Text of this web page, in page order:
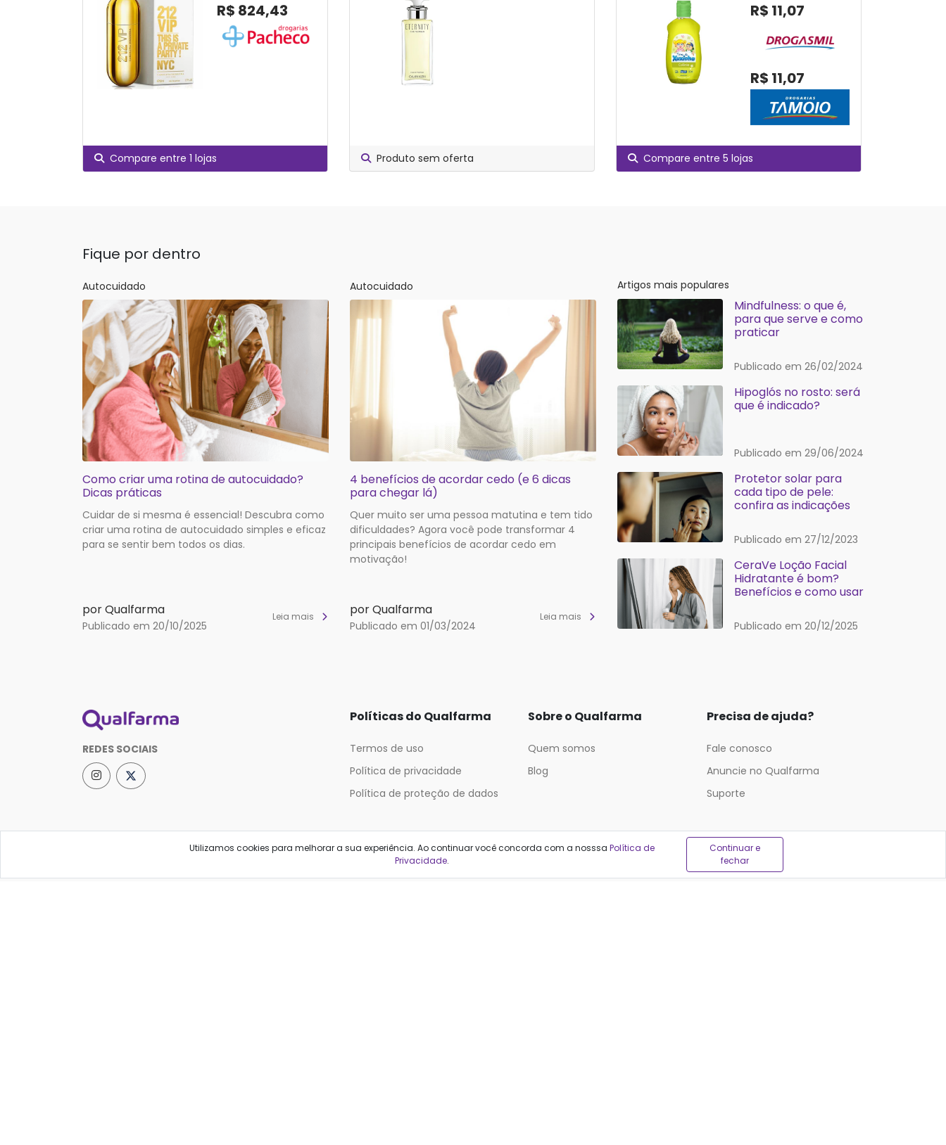
R$ 824,43
Compare entre 1 lojas Produto sem oferta
R$ 11,07
R$ 11,07
Compare entre 5 lojas
Fique por dentro
Autocuidado
Como criar uma rotina de autocuidado?
Dicas práticas
Cuidar de si mesma é essencial! Descubra como
criar uma rotina de autocuidado simples e eficaz
para se sentir bem todos os dias.
por Qualfarma
Publicado em 20/10/2025
Leia mais
Autocuidado
4 benefícios de acordar cedo (e 6 dicas
para chegar lá)
Quer muito ser uma pessoa matutina e tem tido
dificuldades? Agora você pode transformar 4
principais benefícios de acordar cedo em
motivação!
por Qualfarma
Publicado em 01/03/2024
Leia mais
Artigos mais populares
Mindfulness: o que é,
para que serve e como
praticar
Publicado em 26/02/2024
Hipoglós no rosto: será
que é indicado?
Publicado em 29/06/2024
Protetor solar para
cada tipo de pele:
confira as indicações
Publicado em 27/12/2023
CeraVe Loção Facial
Hidratante é bom?
Benefícios e como usar
Publicado em 20/12/2025
REDES SOCIAIS
Políticas do Qualfarma
Termos de uso
Política de privacidade
Política de proteção de dados
Sobre o Qualfarma
Quem somos
Blog
Precisa de ajuda?
Fale conosco
Anuncie no Qualfarma
Suporte
Categorias
Utilizamos cookies para melhorar a sua experiência. Ao continuar você concorda com a nosssa Política de
Privacidade.
Continuar e
fechar